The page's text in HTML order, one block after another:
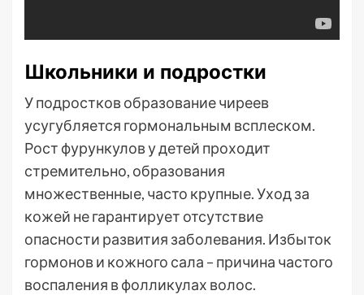
Школьники и подростки
У подростков образование чиреев
усугубляется гормональным всплеском.
Рост фурункулов у детей проходит
стремительно, образования
множественные, часто крупные. Уход за
кожей не гарантирует отсутствие
опасности развития заболевания. Избыток
гормонов и кожного сала – причина частого
воспаления в фолликулах волос.